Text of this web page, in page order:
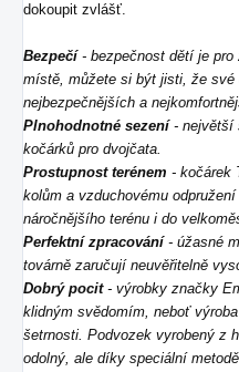
dokoupit zvlášť.
Bezpečí - bezpečnost dětí je
místě, můžete si být jisti, že
nejbezpečnějších a
Plnohodnotné sezení - největší
kočárků pro dvojčata.
Prostupnost terénem - kočárek
kolům a vzduchovému
náročnějšího terénu i do
Perfektní zpracování - úžasné
továrně zaručují neuvěřitelně
Dobrý pocit - výrobky značky
klidným svědomím, neboť
šetrnosti. Podvozek vyrobený z
odolný, ale díky speciální